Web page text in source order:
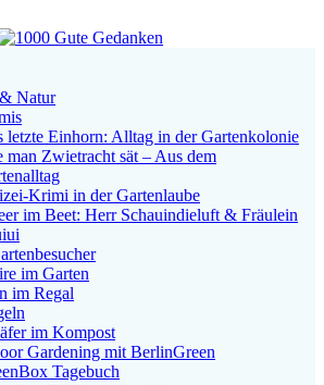
Natur
letzte Einhorn: Alltag in der Gartenkolonie
man Zwietracht sät – Aus dem
Krimi in der Gartenlaube
im Beet: Herr Schauindieluft & Fräulein
im Garten
im Regal
im Kompost
Gardening mit BerlinGreen
Tagebuch